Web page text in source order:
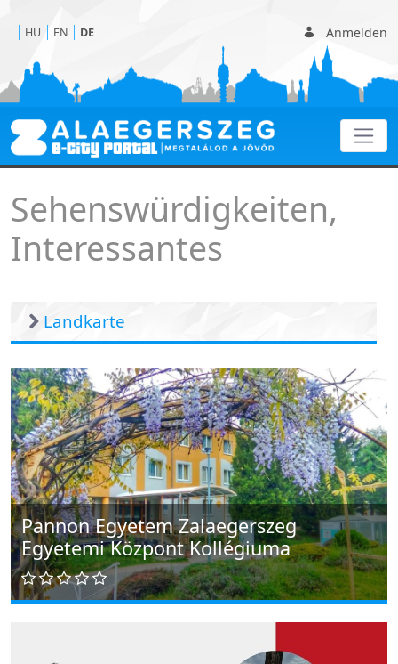
Anmelden
HU EN DE
Interessantes
Sehenswürdigkeiten,
Interessantes
Landkarte
Pannon Egyetem Zalaegerszeg
Egyetemi Központ Kollégiuma